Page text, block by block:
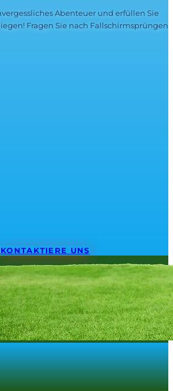
Abenteuer und erfüllen Sie
Fragen Sie nach Fallschirmsprüngen
KONTAKTIERE UNS